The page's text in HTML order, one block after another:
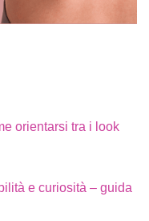
orientarsi tra i look
e curiosità – guida